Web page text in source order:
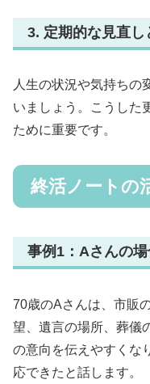
3. 定期的な見直し
人生の状況や気持ちの
いましょう。こうした
ために重要です。
終活ノートの
事例1：Aさんの
70歳のAさんは、市販
望、遺言の場所、葬儀
の意向を伝えやすくな
応できたと話します。